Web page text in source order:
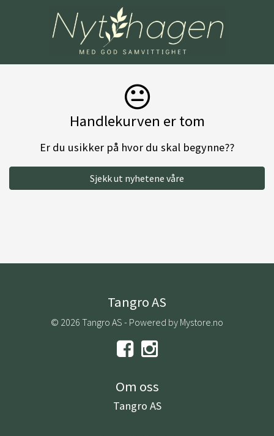
Handlekurven er tom
Er du usikker på hvor du skal begynne??
Sjekk ut nyhetene våre
Tangro AS
© 2026 Tangro AS - Powered by Mystore.no
Om oss
Tangro AS